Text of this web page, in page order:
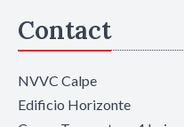
Contact
NVVC Calpe
Edificio Horizonte